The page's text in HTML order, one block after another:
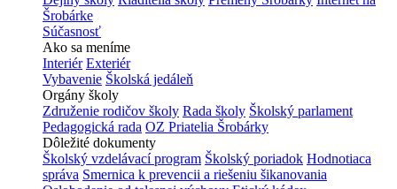
Šrobárke
Súčasnosť
Ako sa meníme
Interiér Exteriér
Vybavenie Školská jedáleň
Orgány školy
Združenie rodičov školy Rada školy Školský parlament
Pedagogická rada OZ Priatelia Šrobárky
Dôležité dokumenty
Školský vzdelávací program Školský poriadok Hodnotiaca
správa Smernica k prevencii a riešeniu šikanovania